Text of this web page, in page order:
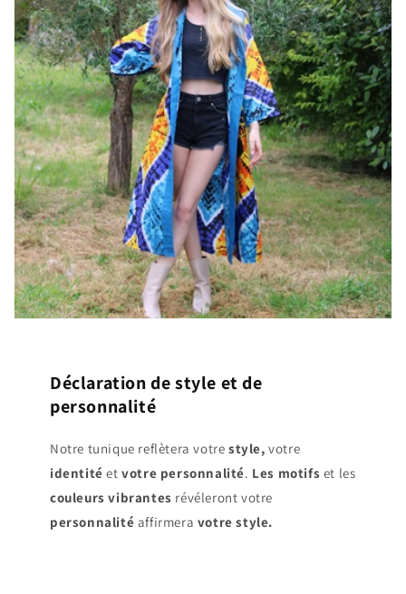
Déclaration de style et de
personnalité
Notre tunique reflètera votre style,votre
identitéet votre personnalité. Les motifs et les
couleurs vibrantes révéleront votre
personnalité affirmera votre style.